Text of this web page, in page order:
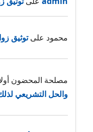
محمود علىتوثيق
مصلحة المحضون
والحل التشريعي